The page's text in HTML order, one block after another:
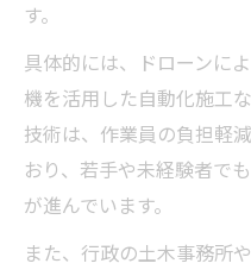
す。
具体的には、ドローンに
機を活用した自動化施工
技術は、作業員の負担軽
おり、若手や未経験者で
が進んでいます。
また、行政の土木事務所